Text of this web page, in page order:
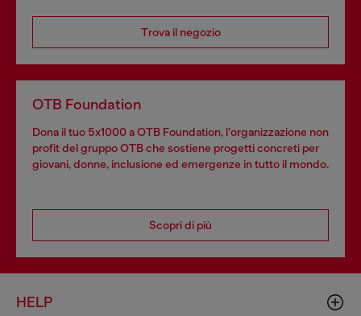
Trova il negozio
OTB Foundation
Dona il tuo 5x1000 a OTB Foundation, l’organizzazione non
profit del gruppo OTB che sostiene progetti concreti per
giovani, donne, inclusione ed emergenze in tutto il mondo.
Scopri di più
HELP